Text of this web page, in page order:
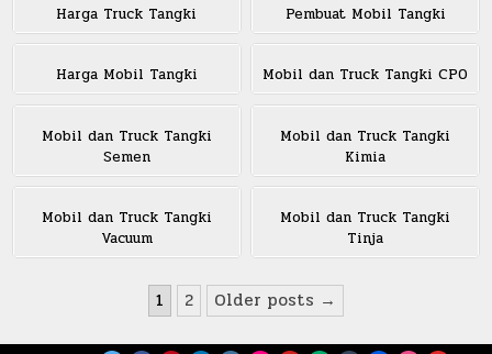
Harga Truck Tangki Pembuat Mobil Tangki
Harga Mobil Tangki Mobil dan Truck Tangki CPO
Mobil dan Truck Tangki
Semen
Mobil dan Truck Tangki
Kimia
Mobil dan Truck Tangki
Vacuum
Mobil dan Truck Tangki
Tinja
pagination
1 2 Older posts →